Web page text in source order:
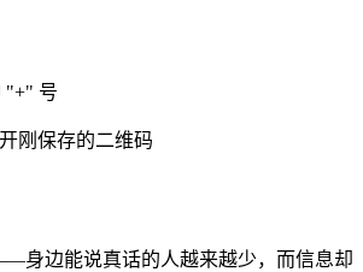
"+" 号
刚保存的二维码
身边能说真话的人越来越少，而信息却